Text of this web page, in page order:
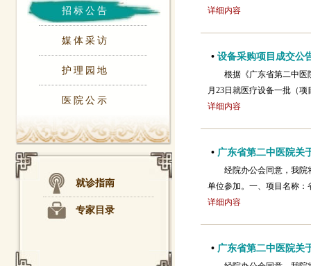
招标公告
媒体采访
护理园地
医院公示
就诊指南
专家目录
详细内容
• 设备采购项目成交公
根据《广东省第二中医
月23日就医疗设备一批（
详细内容
• 广东省第二中医院关
经院办公会同意，我
单位参加。一、项目名称
详细内容
• 广东省第二中医院关